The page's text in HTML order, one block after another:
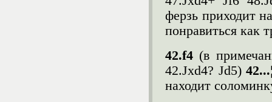
ферзь приходит
понравиться как
42.f4 (в
42.Јxd4? Јd5)
находит